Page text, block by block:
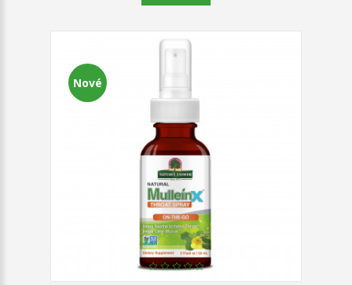
Nové